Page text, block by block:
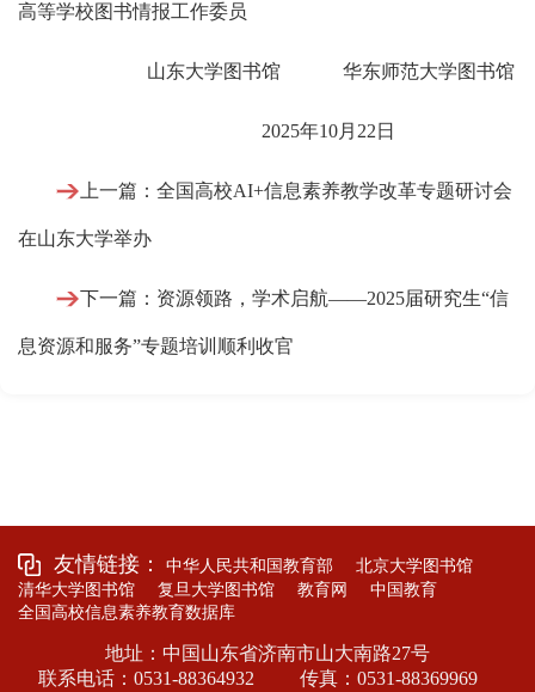
高等学校图书情报工作委员
山东大学图书馆 华东师范大学图书馆
2025年10月22日
上一篇：全国高校AI+信息素养教学改革专题研讨会
在山东大学举办
下一篇：资源领路，学术启航——2025届研究生“信
息资源和服务”专题培训顺利收官
友情链接： 中华人民共和国教育部
北京大学图书馆
清华大学图书馆
复旦大学图书馆 教育网
中国教育
全国高校信息素养教育数据库
地址：中国山东省济南市山大南路27号
联系电话：0531-88364932
传真：0531-88369969